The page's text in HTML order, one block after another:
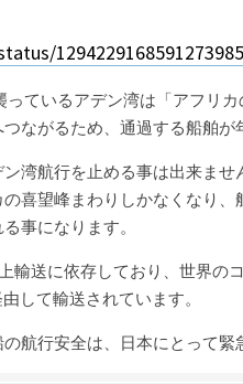
ながるため、通過する船舶が
湾航行を止める事は出来ま
喜望峰まわりしかなくなり
事になります。
輸送に依存しており、世界
して輸送されています。
航行安全は、日本にとって緊